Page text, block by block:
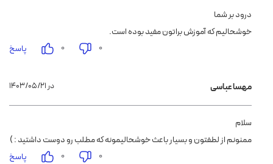
درود بر شما
خوشحالیم که آموزش براتون مفید بوده است.
۰
۰ پاسخ
مهسا عباسی ۱۴۰۳/۰۵/۲۱ در
سلام
ممنونم از لطفتون و بسیار باعث خوشحالیمونه که مطلب رو دوست داشتید : )
۰
۰ پاسخ